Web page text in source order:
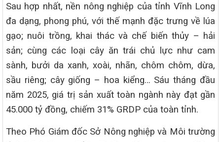
Sau hợp nhất, nền nông nghiệp của tỉnh Vĩnh Long
đa dạng, phong phú, với thế mạnh đặc trưng về lúa
gạo; nuôi trồng, khai thác và chế biến thủy – hải
sản; cùng các loại cây ăn trái chủ lực như cam
sành, bưởi da xanh, xoài, nhãn, chôm chôm, dừa,
sầu riêng; cây giống – hoa kiểng… Sáu tháng đầu
năm 2025, giá trị sản xuất toàn ngành này đạt gần
45.000 tỷ đồng, chiếm 31% GRDP của toàn tỉnh.
Theo Phó Giám đốc Sở Nông nghiệp và Môi trường